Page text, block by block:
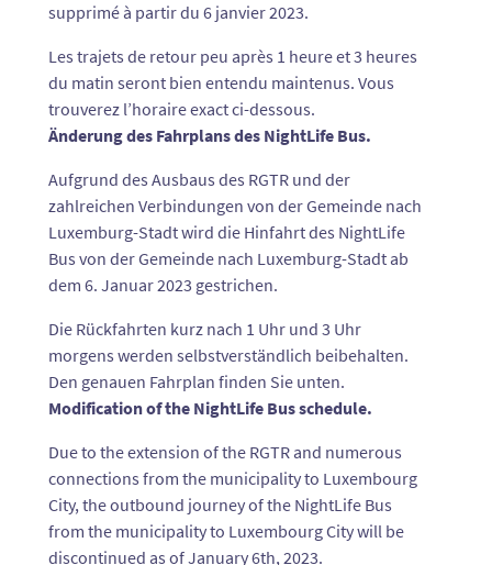
supprimé à partir du 6 janvier 2023.
Les trajets de retour peu après 1 heure et 3 heures
du matin seront bien entendu maintenus. Vous
trouverez l’horaire exact ci-dessous.
Änderung des Fahrplans des NightLife Bus.
Aufgrund des Ausbaus des RGTR und der
zahlreichen Verbindungen von der Gemeinde nach
Luxemburg-Stadt wird die Hinfahrt des NightLife
Bus von der Gemeinde nach Luxemburg-Stadt ab
dem 6. Januar 2023 gestrichen.
Die Rückfahrten kurz nach 1 Uhr und 3 Uhr
morgens werden selbstverständlich beibehalten.
Den genauen Fahrplan finden Sie unten.
Modification of the NightLife Bus schedule.
Due to the extension of the RGTR and numerous
connections from the municipality to Luxembourg
City, the outbound journey of the NightLife Bus
from the municipality to Luxembourg City will be
discontinued as of January 6th, 2023.